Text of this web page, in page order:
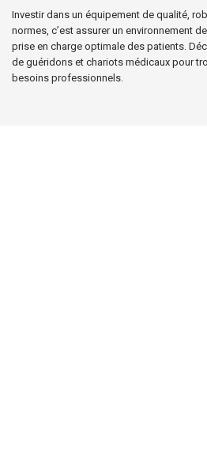
Investir dans un équipement de qualité,
normes, c’est assurer un environnement
prise en charge optimale des patients.
de guéridons et chariots médicaux pour
besoins professionnels.